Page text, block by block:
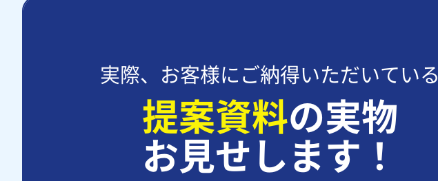
実際、お客様にご納得いただいている
提案資料の実物
お見せします！